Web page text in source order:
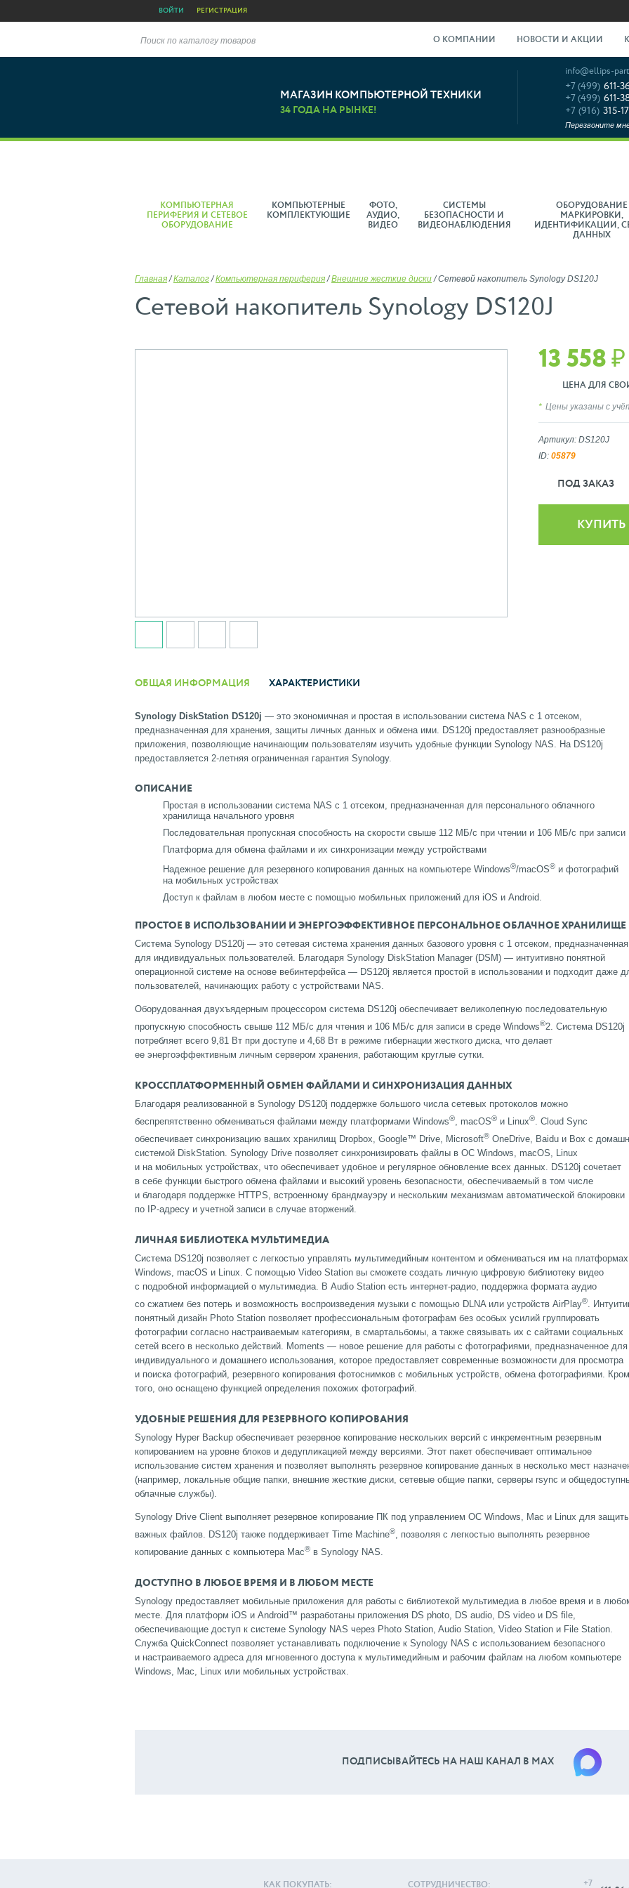
ВОЙТИ РЕГИСТРАЦИЯ
Поиск по каталогу товаров О КОМПАНИИ НОВОСТИ И АКЦИИ
МАГАЗИН КОМПЬЮТЕРНОЙ ТЕХНИКИ
34 ГОДА НА РЫНКЕ!
info@ellips-
+7 (499) 611-
+7 (499) 611-
+7 (916) 315-
Перезвоните
КОМПЬЮТЕРНАЯ
ПЕРИФЕРИЯ И СЕТЕВОЕ
ОБОРУДОВАНИЕ
КОМПЬЮТЕРНЫЕ
КОМПЛЕКТУЮЩИЕ
ФОТО,
АУДИО,
ВИДЕО
СИСТЕМЫ
БЕЗОПАСНОСТИ И
ВИДЕОНАБЛЮДЕНИЯ
ОБОРУДОВАНИЕ
МАРКИРОВКИ,
ИДЕНТИФИКАЦИИ,
ДАННЫХ
Главная /Каталог /Компьютерная периферия /Внешние жесткие диски /Сетевой накопитель Synology DS120J
Сетевой накопитель Synology DS120J
13 558 ₽
ЦЕНА ДЛЯ
Цены указаны с
Артикул: DS120J
ID: 05879
ПОД ЗАКАЗ
КУПИТЬ
ОБЩАЯ ИНФОРМАЦИЯ ХАРАКТЕРИСТИКИ
Synology DiskStation DS120j — это экономичная и простая в использовании система NAS с 1 отсеком,
предназначенная для хранения, защиты личных данных и обмена ими. DS120j предоставляет разнообразные
приложения, позволяющие начинающим пользователям изучить удобные функции Synology NAS. На DS120j
предоставляется 2-летняя ограниченная гарантия Synology.
ОПИСАНИЕ
Простая в использовании система NAS с 1 отсеком, предназначенная для персонального облачного
хранилища начального уровня
Последовательная пропускная способность на скорости свыше 112 МБ/с при чтении и 106 МБ/с при записи
Платформа для обмена файлами и их синхронизации между устройствами
Надежное решение для резервного копирования данных на компьютере Windows®/macOS® и фотографий
на мобильных устройствах
Доступ к файлам в любом месте с помощью мобильных приложений для iOS и Android.
ПРОСТОЕ В ИСПОЛЬЗОВАНИИ И ЭНЕРГОЭФФЕКТИВНОЕ ПЕРСОНАЛЬНОЕ ОБЛАЧНОЕ ХРАНИЛИЩЕ
Система Synology DS120j — это сетевая система хранения данных базового уровня c 1 отсеком, предназначенная
для индивидуальных пользователей. Благодаря Synology DiskStation Manager (DSM) — интуитивно понятной
операционной системе на основе вебинтерфейса — DS120j является простой в использовании и подходит даже
пользователей, начинающих работу с устройствами NAS.
Оборудованная двухъядерным процессором система DS120j обеспечивает великолепную последовательную
пропускную способность свыше 112 МБ/с для чтения и 106 МБ/с для записи в среде Windows®2. Система DS120j
потребляет всего 9,81 Вт при доступе и 4,68 Вт в режиме гибернации жесткого диска, что делает
ее энергоэффективным личным сервером хранения, работающим круглые сутки.
КРОССПЛАТФОРМЕННЫЙ ОБМЕН ФАЙЛАМИ И СИНХРОНИЗАЦИЯ ДАННЫХ
Благодаря реализованной в Synology DS120j поддержке большого числа сетевых протоколов можно
беспрепятственно обмениваться файлами между платформами Windows®, macOS® и Linux®. Cloud Sync
обеспечивает синхронизацию ваших хранилищ Dropbox, Google™ Drive, Microsoft® OneDrive, Baidu и Box с
системой DiskStation. Synology Drive позволяет синхронизировать файлы в ОС Windows, macOS, Linux
и на мобильных устройствах, что обеспечивает удобное и регулярное обновление всех данных. DS120j сочетает
в себе функции быстрого обмена файлами и высокий уровень безопасности, обеспечиваемый в том числе
и благодаря поддержке HTTPS, встроенному брандмауэру и нескольким механизмам автоматической блокировки
по IP-адресу и учетной записи в случае вторжений.
ЛИЧНАЯ БИБЛИОТЕКА МУЛЬТИМЕДИА
Система DS120j позволяет с легкостью управлять мультимедийным контентом и обмениваться им на платформах
Windows, macOS и Linux. С помощью Video Station вы сможете создать личную цифровую библиотеку видео
с подробной информацией о мультимедиа. В Audio Station есть интернет-радио, поддержка формата аудио
со сжатием без потерь и возможность воспроизведения музыки с помощью DLNA или устройств AirPlay®.
понятный дизайн Photo Station позволяет профессиональным фотографам без особых усилий группировать
фотографии согласно настраиваемым категориям, в смартальбомы, а также связывать их с сайтами социальных
сетей всего в несколько действий. Moments — новое решение для работы с фотографиями, предназначенное для
индивидуального и домашнего использования, которое предоставляет современные возможности для просмотра
и поиска фотографий, резервного копирования фотоснимков с мобильных устройств, обмена фотографиями.
того, оно оснащено функцией определения похожих фотографий.
УДОБНЫЕ РЕШЕНИЯ ДЛЯ РЕЗЕРВНОГО КОПИРОВАНИЯ
Synology Hyper Backup обеспечивает резервное копирование нескольких версий с инкрементным резервным
копированием на уровне блоков и дедупликацией между версиями. Этот пакет обеспечивает оптимальное
использование систем хранения и позволяет выполнять резервное копирование данных в несколько мест
(например, локальные общие папки, внешние жесткие диски, сетевые общие папки, серверы rsync и
облачные службы).
Synology Drive Client выполняет резервное копирование ПК под управлением ОС Windows, Mac и Linux для
важных файлов. DS120j также поддерживает Time Machine®, позволяя с легкостью выполнять резервное
копирование данных с компьютера Mac® в Synology NAS.
ДОСТУПНО В ЛЮБОЕ ВРЕМЯ И В ЛЮБОМ МЕСТЕ
Synology предоставляет мобильные приложения для работы с библиотекой мультимедиа в любое время и в
месте. Для платформ iOS и Android™ разработаны приложения DS photo, DS audio, DS video и DS file,
обеспечивающие доступ к системе Synology NAS через Photo Station, Audio Station, Video Station и File Station.
Служба QuickConnect позволяет устанавливать подключение к Synology NAS с использованием безопасного
и настраиваемого адреса для мгновенного доступа к мультимедийным и рабочим файлам на любом компьютере
Windows, Mac, Linux или мобильных устройствах.
ПОДПИСЫВАЙТЕСЬ НА НАШ КАНАЛ В МАХ
КАК ПОКУПАТЬ: СОТРУДНИЧЕСТВО: +7